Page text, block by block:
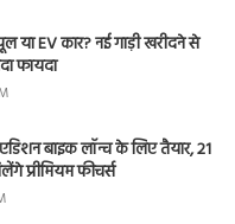
या EV कार? नई गाड़ी खरीदने से
फायदा
बाइक लॉन्च के लिए तैयार, 21
प्रीमियम फीचर्स